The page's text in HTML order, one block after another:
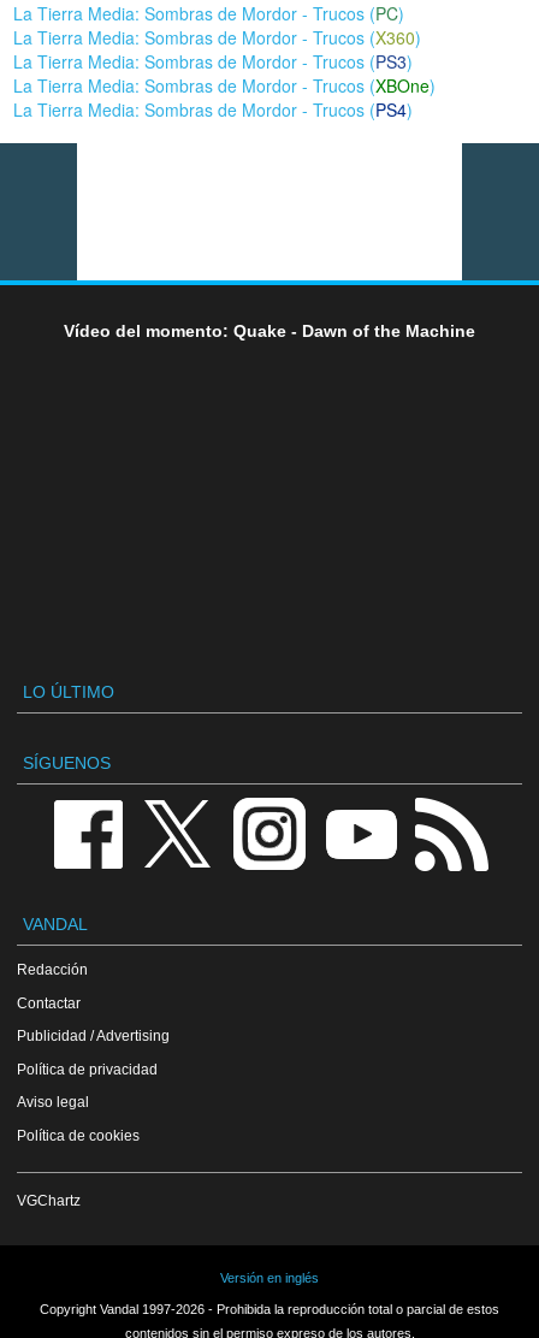
La Tierra Media: Sombras de Mordor - Trucos (PC)
La Tierra Media: Sombras de Mordor - Trucos (X360)
La Tierra Media: Sombras de Mordor - Trucos (PS3)
La Tierra Media: Sombras de Mordor - Trucos (XBOne)
La Tierra Media: Sombras de Mordor - Trucos (PS4)
Vídeo del momento: Quake - Dawn of the Machine
LO ÚLTIMO
SÍGUENOS
VANDAL
Redacción
Contactar
Publicidad / Advertising
Política de privacidad
Aviso legal
Política de cookies
VGChartz
Versión en inglés
Copyright Vandal 1997-2026 - Prohibida la reproducción total o parcial de estos
contenidos sin el permiso expreso de los autores.